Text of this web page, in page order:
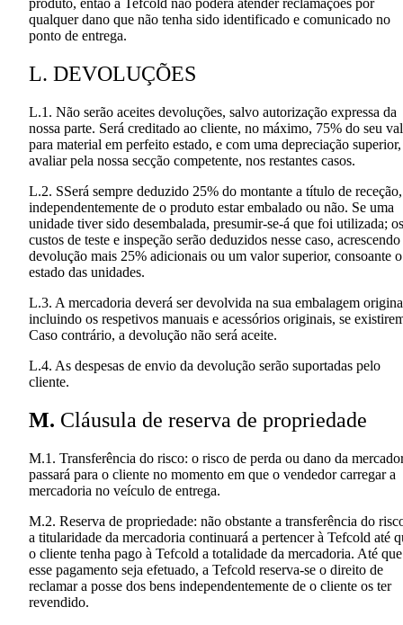
produto, então a Tefcold não poderá atender reclamações por
qualquer dano que não tenha sido identificado e comunicado no
ponto de entrega.
L. DEVOLUÇÕES
L.1. Não serão aceites devoluções, salvo autorização expressa da
nossa parte. Será creditado ao cliente, no máximo, 75% do seu
para material em perfeito estado, e com uma depreciação
avaliar pela nossa secção competente, nos restantes casos.
L.2. SSerá sempre deduzido 25% do montante a título de receção,
independentemente de o produto estar embalado ou não. Se uma
unidade tiver sido desembalada, presumir-se-á que foi utilizada; os
custos de teste e inspeção serão deduzidos nesse caso, acrescendo
devolução mais 25% adicionais ou um valor superior, consoante o
estado das unidades.
L.3. A mercadoria deverá ser devolvida na sua embalagem
incluindo os respetivos manuais e acessórios originais, se
Caso contrário, a devolução não será aceite.
L.4. As despesas de envio da devolução serão suportadas pelo
cliente.
M. Cláusula de reserva de propriedade
M.1. Transferência do risco: o risco de perda ou dano da
passará para o cliente no momento em que o vendedor carregar a
mercadoria no veículo de entrega.
M.2. Reserva de propriedade: não obstante a transferência do
a titularidade da mercadoria continuará a pertencer à Tefcold até
o cliente tenha pago à Tefcold a totalidade da mercadoria. Até que
esse pagamento seja efetuado, a Tefcold reserva-se o direito de
reclamar a posse dos bens independentemente de o cliente os ter
revendido.